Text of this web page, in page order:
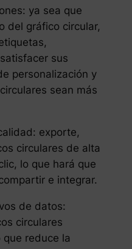
ya sea que
del gráfico circular,
sus
personalización y
sean más
exporte,
circulares de alta
lo que hará que
e integrar.
de datos:
circulares
reduce la